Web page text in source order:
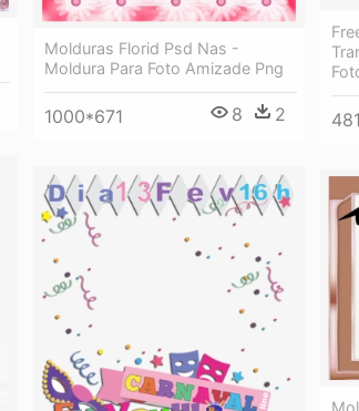
Molduras Florid Psd Nas -
Moldura Para Foto Amizade Png
1000*671 8 2